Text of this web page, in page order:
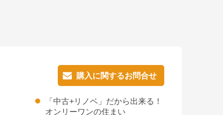
購入に関するお問合せ
購入に関するお問合せ
「中古+リノベ」だから出来る！
オンリーワンの住まい